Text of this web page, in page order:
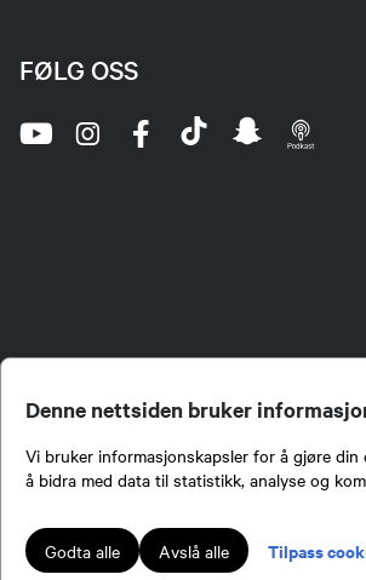
Denne nettsiden bruker
Vi bruker informasjonskapsler for å gjøre
å bidra med data til statistikk, analyse og
Godta alle Avslå alle Tilpass
FØLG OSS